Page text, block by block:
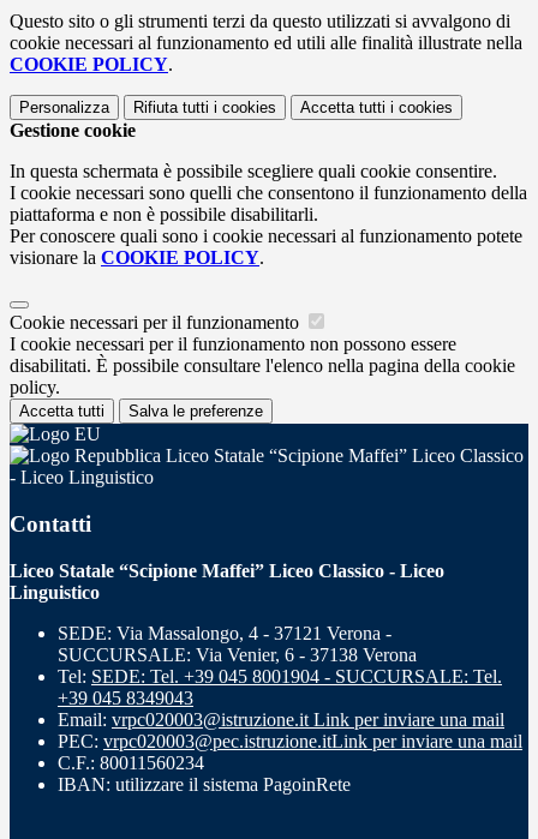
Questo sito o gli strumenti terzi da questo utilizzati si avvalgono di
cookie necessari al funzionamento ed utili alle finalità illustrate nella
COOKIE POLICY.
Personalizza Rifiuta tutti i cookies Accetta tutti i cookies
Gestione cookie
In questa schermata è possibile scegliere quali cookie consentire.
I cookie necessari sono quelli che consentono il funzionamento della
piattaforma e non è possibile disabilitarli.
Per conoscere quali sono i cookie necessari al funzionamento potete
visionare la COOKIE POLICY.
Cookie necessari per il funzionamento
I cookie necessari per il funzionamento non possono essere
disabilitati. È possibile consultare l'elenco nella pagina della cookie
policy.
Accetta tutti Salva le preferenze
Liceo Statale “Scipione Maffei” Liceo Classico
- Liceo Linguistico
Contatti
Liceo Statale “Scipione Maffei” Liceo Classico - Liceo
Linguistico
SEDE: Via Massalongo, 4 - 37121 Verona -
SUCCURSALE: Via Venier, 6 - 37138 Verona
Tel: SEDE: Tel. +39 045 8001904 - SUCCURSALE: Tel.
+39 045 8349043
Email: vrpc020003@istruzione.it Link per inviare una mail
PEC: vrpc020003@pec.istruzione.itLink per inviare una mail
C.F.: 80011560234
IBAN: utilizzare il sistema PagoinRete